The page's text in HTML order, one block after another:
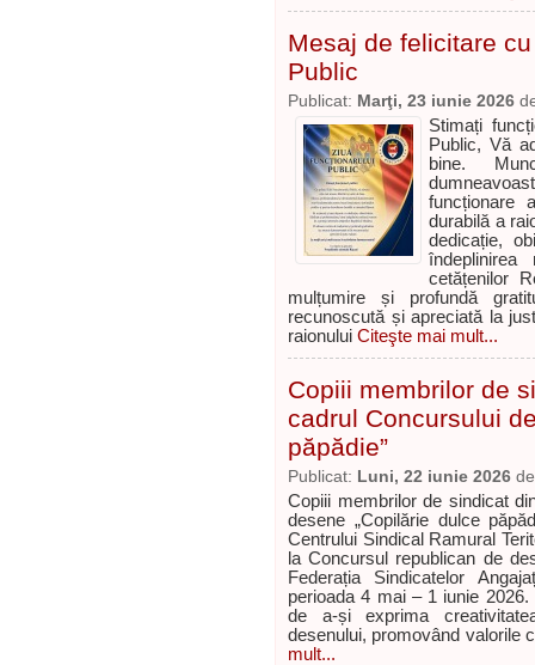
Mesaj de felicitare
Public
Publicat: Marţi, 23 iunie 2026
Stimați
Public, Vă
bine.
funcționare
durabilă a
dedicație,
cetățenilor
mulțumire și profundă
recunoscută și apreciată la
raionului Citeşte mai mult...
Copiii membrilor de
cadrul Concursului
păpădie”
Publicat: Luni, 22 iunie 2026
Copiii membrilor de sindicat
desene „Copilărie dulce
Centrului Sindical Ramural
la Concursul republican de
Federația Sindicatelor
perioada 4 mai – 1 iunie
de a-și exprima
desenului, promovând valorile
mult...